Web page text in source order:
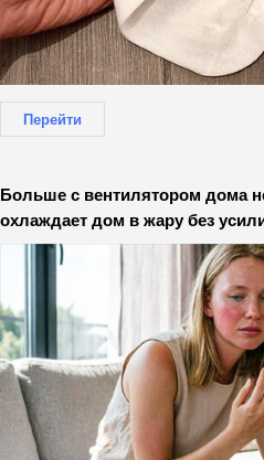
Перейти
Больше с вентилятором дома
охлаждает дом в жару без